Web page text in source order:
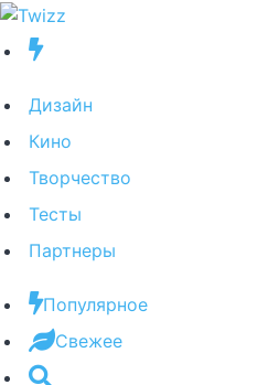
Дизайн
Кино
Творчество
Тесты
Партнеры
Популярное
Свежее